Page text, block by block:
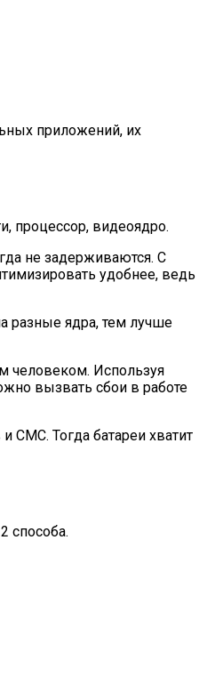
приложений, их
процессор, видеоядро.
не задерживаются. С
удобнее, ведь
разные ядра, тем лучше
человеком. Используя
вызвать сбои в работе
СМС. Тогда батареи хватит
способа.